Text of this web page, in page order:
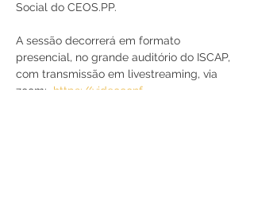
Social do CEOS.PP.
A sessão decorrerá em formato
presencial, no grande auditório do ISCAP,
com transmissão em livestreaming, via
zoom: https://videoconf-